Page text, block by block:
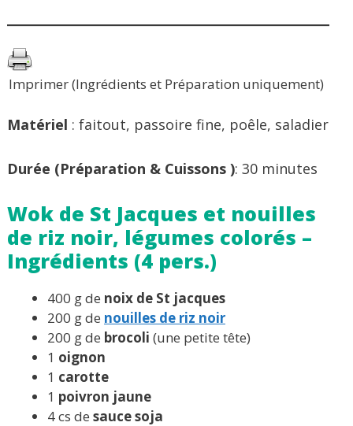
Imprimer (Ingrédients et Préparation uniquement)
Matériel : faitout, passoire fine, poêle, saladier
Durée (Préparation & Cuissons ): 30 minutes
Wok de St Jacques et nouilles
de riz noir, légumes colorés –
Ingrédients (4 pers.)
400 g de noix de St jacques
200 g de nouilles de riz noir
200 g de brocoli (une petite tête)
1 oignon
1 carotte
1 poivron jaune
4 cs de sauce soja